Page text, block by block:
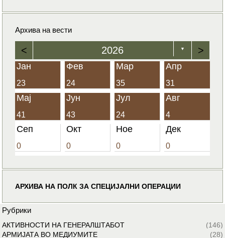
Архива на вести
< 2026 ▼ >
Јан
23
Фев
24
Мар
35
Апр
31
Мај
41
Јун
43
Јул
24
Авг
4
Сеп
0
Окт
0
Ное
0
Дек
0
АРХИВА НА ПОЛК ЗА СПЕЦИЈАЛНИ ОПЕРАЦИИ
Рубрики
АКТИВНОСТИ НА ГЕНЕРАЛШТАБОТ
(146)
АРМИЈАТА ВО МЕДИУМИТЕ
(28)